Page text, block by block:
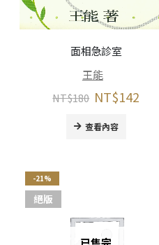
面相急診室
王能
NT$180 NT$142
查看內容
-21%
絕版